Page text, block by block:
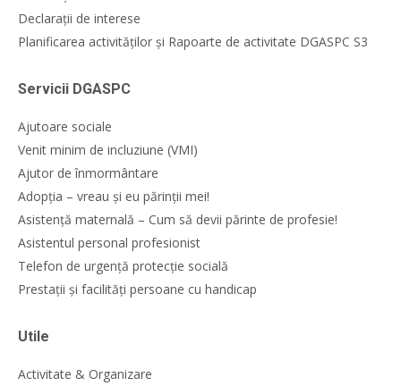
Declarații de interese
Planificarea activităților și Rapoarte de activitate DGASPC S3
Servicii DGASPC
Ajutoare sociale
Venit minim de incluziune (VMI)
Ajutor de înmormântare
Adopția – vreau și eu părinții mei!
Asistență maternală – Cum să devii părinte de profesie!
Asistentul personal profesionist
Telefon de urgență protecție socială
Prestații și facilități persoane cu handicap
Utile
Activitate & Organizare